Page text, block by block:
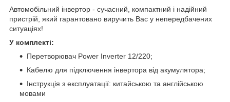
Автомобільний інвертор - сучасний, компактний і надійний
пристрій, який гарантовано виручить Вас у непередбачених
ситуаціях!
У комплекті:
Перетворювач Power Inverter 12/220;
Кабелю для підключення інвертора від акумулятора;
Інструкція з експлуатації: китайською та англійською
мовами